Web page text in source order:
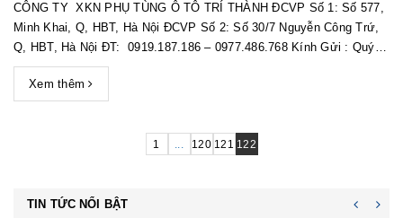
CÔNG TY XKN PHỤ TÙNG Ô TÔ TRÍ THÀNH ĐCVP Số 1: Số 577,
Minh Khai, Q, HBT, Hà Nội ĐCVP Số 2: Số 30/7 Nguyễn Công Trứ,
Q, HBT, Hà Nội ĐT: 0919.187.186 – 0977.486.768 Kính Gửi : Quý
khách hàng ! Lời đầu tiên, xin được gửi tới quý khách hàng lời
c...Xem thêm
1 ... 120 121 122
TIN TỨC NỔI BẬT